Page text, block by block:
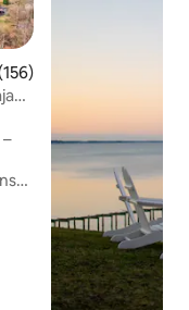
ocjena: 4,98/5,